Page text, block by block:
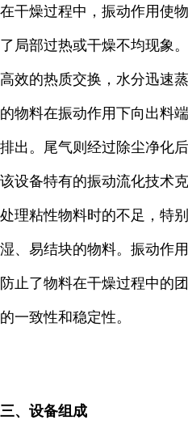
在干燥过程中，振动作用使
了局部过热或干燥不均现象
高效的热质交换，水分迅速
的物料在振动作用下向出料
排出。尾气则经过除尘净化
该设备特有的振动流化技术
处理粘性物料时的不足，特
湿、易结块的物料。振动作
防止了物料在干燥过程中的
的一致性和稳定性。
三、设备组成